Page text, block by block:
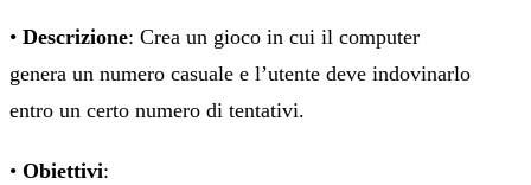
• Descrizione: Crea un gioco in cui il computer
genera un numero casuale e l’utente deve indovinarlo
entro un certo numero di tentativi.
• Obiettivi: